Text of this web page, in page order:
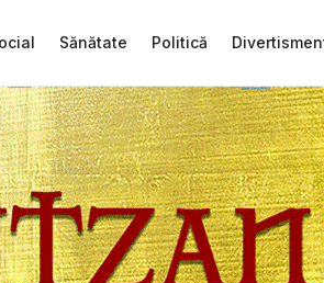
Sănătate Politică